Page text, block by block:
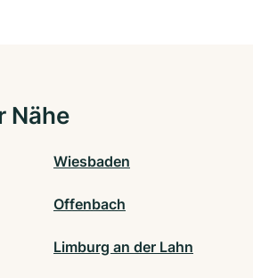
Nähe
Wiesbaden
Offenbach
Limburg an der Lahn